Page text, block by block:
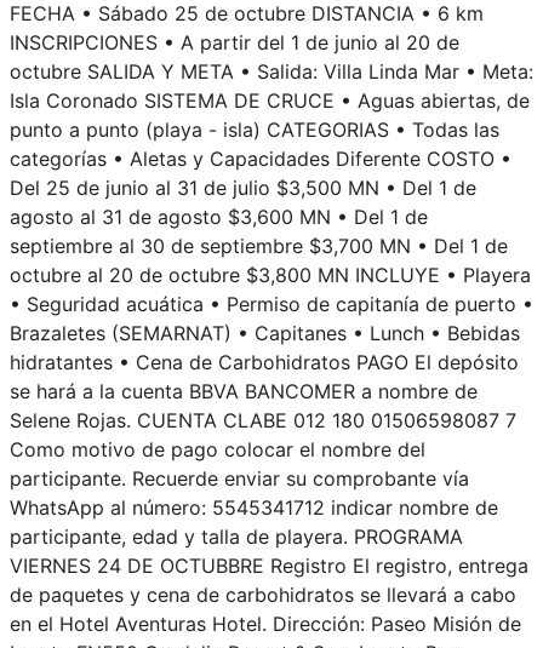
FECHA • Sábado 25 de octubre DISTANCIA • 6 km
INSCRIPCIONES • A partir del 1 de junio al 20 de
octubre SALIDA Y META • Salida: Villa Linda Mar • Meta:
Isla Coronado SISTEMA DE CRUCE • Aguas abiertas, de
punto a punto (playa - isla) CATEGORIAS • Todas las
categorías • Aletas y Capacidades Diferente COSTO •
Del 25 de junio al 31 de julio $3,500 MN • Del 1 de
agosto al 31 de agosto $3,600 MN • Del 1 de
septiembre al 30 de septiembre $3,700 MN • Del 1 de
octubre al 20 de octubre $3,800 MN INCLUYE • Playera
• Seguridad acuática • Permiso de capitanía de puerto •
Brazaletes (SEMARNAT) • Capitanes • Lunch • Bebidas
hidratantes • Cena de Carbohidratos PAGO El depósito
se hará a la cuenta BBVA BANCOMER a nombre de
Selene Rojas. CUENTA CLABE 012 180 01506598087 7
Como motivo de pago colocar el nombre del
participante. Recuerde enviar su comprobante vía
WhatsApp al número: 5545341712 indicar nombre de
participante, edad y talla de playera. PROGRAMA
VIERNES 24 DE OCTUBBRE Registro El registro, entrega
de paquetes y cena de carbohidratos se llevará a cabo
en el Hotel Aventuras Hotel. Dirección: Paseo Misión de